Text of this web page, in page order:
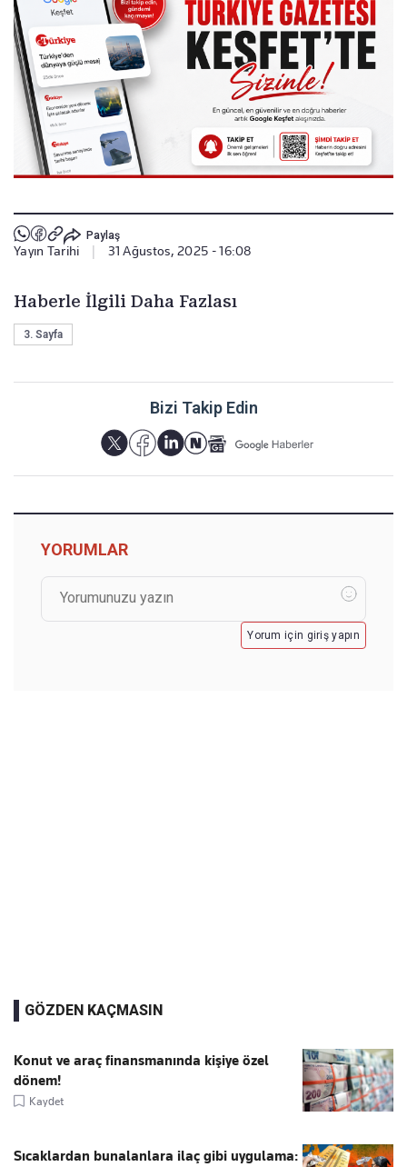
Paylaş
Yayın Tarihi 31 Ağustos, 2025 - 16:08
Haberle İlgili Daha Fazlası
3. Sayfa
Bizi Takip Edin
YORUMLAR
Yorum için giriş yapın
GÖZDEN KAÇMASIN
Konut ve araç finansmanında kişiye özel
dönem!
Kaydet
Sıcaklardan bunalanlara ilaç gibi uygulama: